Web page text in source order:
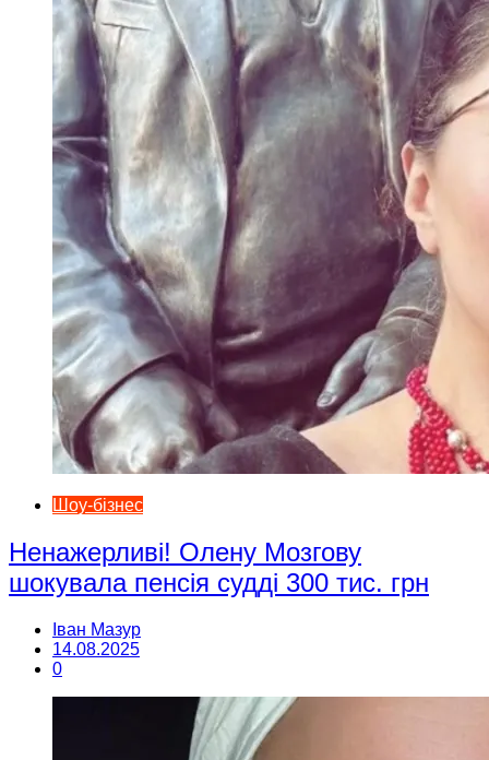
Шоу-бізнес
Ненажерливі! Олену Мозгову
шокувала пенсія судді 300 тис. грн
Іван Мазур
14.08.2025
0